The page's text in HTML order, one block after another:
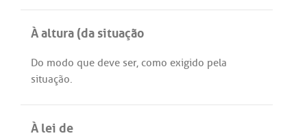
À altura (da situação
Do modo que deve ser, como exigido pela
situação.
À lei de